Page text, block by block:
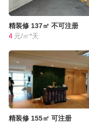
精装修 137㎡ 不可注册
4 元/㎡*天
精装修 155㎡ 可注册